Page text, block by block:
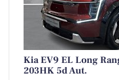
Kia EV9 EL Long
203HK 5d Aut.